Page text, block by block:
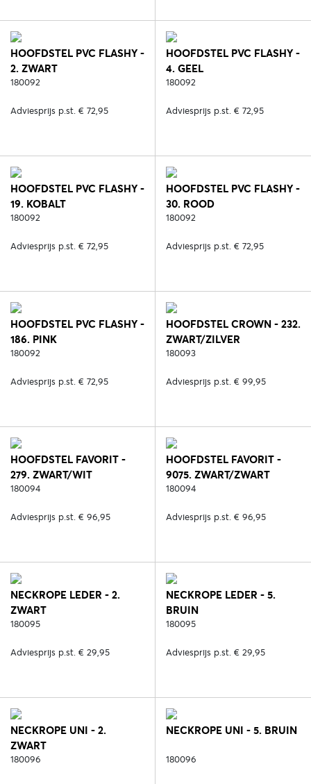
HOOFDSTEL PVC FLASHY -
2. ZWART
180092
Adviesprijs p.st. € 72,95
HOOFDSTEL PVC FLASHY -
4. GEEL
180092
Adviesprijs p.st. € 72,95
HOOFDSTEL PVC FLASHY -
19. KOBALT
180092
Adviesprijs p.st. € 72,95
HOOFDSTEL PVC FLASHY -
30. ROOD
180092
Adviesprijs p.st. € 72,95
HOOFDSTEL PVC FLASHY -
186. PINK
180092
Adviesprijs p.st. € 72,95
HOOFDSTEL CROWN - 232.
ZWART/ZILVER
180093
Adviesprijs p.st. € 99,95
HOOFDSTEL FAVORIT -
279. ZWART/WIT
180094
Adviesprijs p.st. € 96,95
HOOFDSTEL FAVORIT -
9075. ZWART/ZWART
180094
Adviesprijs p.st. € 96,95
NECKROPE LEDER - 2.
ZWART
180095
Adviesprijs p.st. € 29,95
NECKROPE LEDER - 5.
BRUIN
180095
Adviesprijs p.st. € 29,95
NECKROPE UNI - 2.
ZWART
180096
NECKROPE UNI - 5. BRUIN
180096